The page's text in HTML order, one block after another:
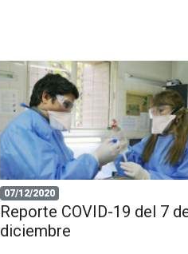
07/12/2020
Reporte COVID-19 del 7
diciembre